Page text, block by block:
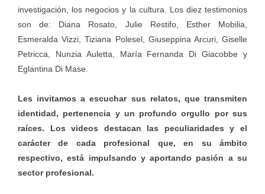
investigación, los negocios y la cultura. Los diez testimonios
son de: Diana Rosato, Julie Restifo, Esther Mobilia,
Esmeralda Vizzi, Tiziana Polesel, Giuseppina Arcuri, Giselle
Petricca, Nunzia Auletta, María Fernanda Di Giacobbe y
Eglantina Di Mase.
Les invitamos a escuchar sus relatos, que transmiten
identidad, pertenencia y un profundo orgullo por sus
raíces. Los videos destacan las peculiaridades y el
carácter de cada profesional que, en su ámbito
respectivo, está impulsando y aportando pasión a su
sector profesional.